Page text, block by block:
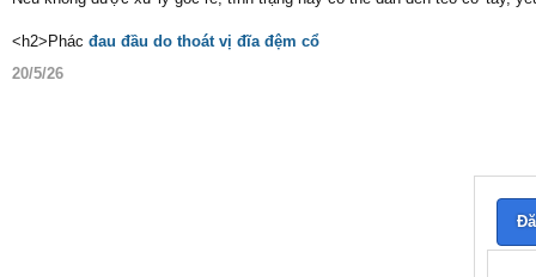
<h2>Phác đau đầu do thoát vị đĩa đệm cổ
20/5/26